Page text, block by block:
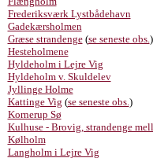
Frederiksværk Lystbådehavn
Gadekærsholmen
Græse strandenge(se seneste obs.)
Hesteholmene
Hyldeholm i Lejre Vig
Hyldeholm v. Skuldelev
Jyllinge Holme
Kattinge Vig (se seneste obs.)
Kornerup Sø
Kulhuse - Brovig, strandenge
Kølholm
Langholm i Lejre Vig